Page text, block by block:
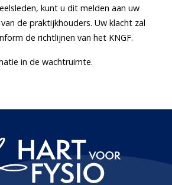
kunt u dit melden aan uw
de praktijkhouders. Uw klacht zal
de richtlijnen van het KNGF.
in de wachtruimte.